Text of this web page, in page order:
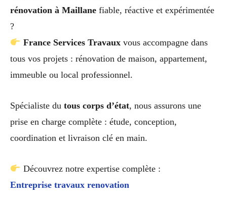
rénovation à Maillane fiable, réactive et expérimentée
?
France Services Travauxvous accompagne dans
tous vos projets : rénovation de maison, appartement,
immeuble ou local professionnel.
Spécialiste du tous corps d’état, nous assurons une
prise en charge complète : étude, conception,
coordination et livraison clé en main.
Découvrez notre expertise complète :
Entreprise travaux renovation